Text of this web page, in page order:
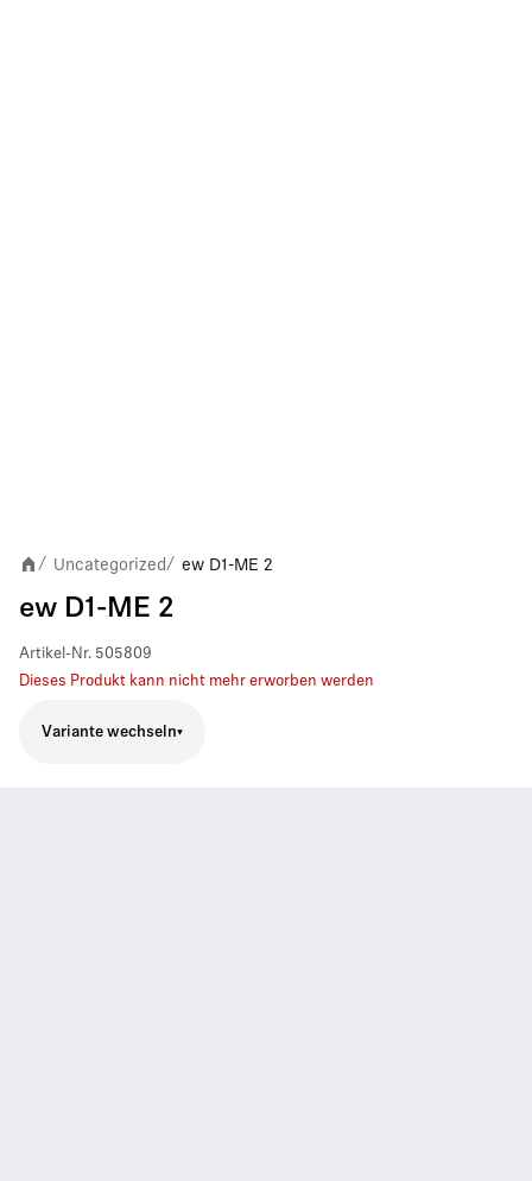
/ Uncategorized / ew D1-ME 2
ew D1-ME 2
Artikel-Nr. 505809
Dieses Produkt kann nicht mehr erworben werden
Variante wechseln